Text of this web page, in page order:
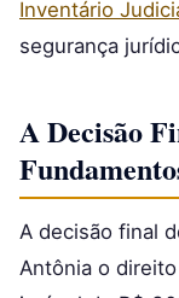
Inventário
segurança
A Decisão
A decisão final
Antônia o